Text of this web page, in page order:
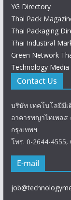
YG Directory
Thai Pack
Thai Packaging
Thai Industiral
Green Network
Technology Media
Contact Us
บริษัท เทคโนโลยีมี
อาคารพญาไทเพลส
กรุงเทพฯ
โทร. 0-2644-4555,
E-mail